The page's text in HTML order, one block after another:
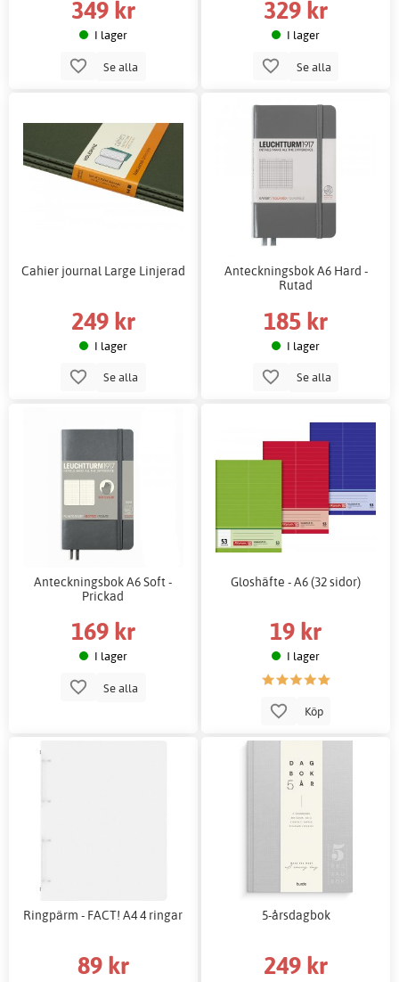
349 kr
I lager
Se alla
329 kr
I lager
Se alla
Cahier journal Large Linjerad
249 kr
I lager
Se alla
Anteckningsbok A6 Hard -
Rutad
185 kr
I lager
Se alla
Anteckningsbok A6 Soft -
Prickad
169 kr
I lager
Se alla
Gloshäfte - A6 (32 sidor)
19 kr
I lager
Köp
Ringpärm - FACT! A4 4 ringar
89 kr
5-årsdagbok
249 kr